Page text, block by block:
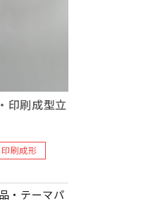
刷成型立
印刷成形
・テーマパ